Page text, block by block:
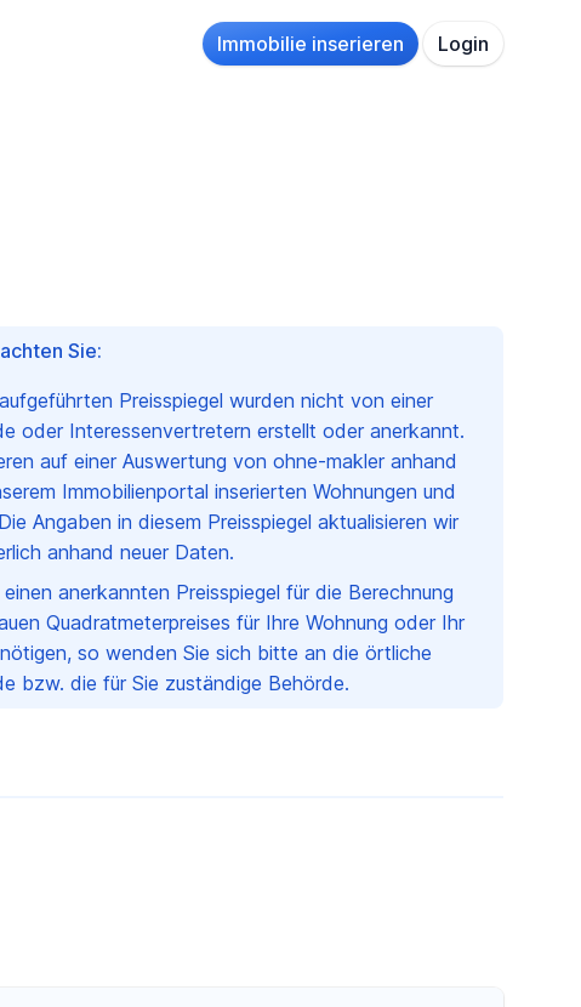
Immobilie inserieren Login
Sie:
Preisspiegel wurden nicht von einer
oder Interessenvertretern erstellt oder anerkannt.
auf einer Auswertung von ohne-makler anhand
Immobilienportal inserierten Wohnungen und
Angaben in diesem Preisspiegel aktualisieren wir
anhand neuer Daten.
einen anerkannten Preisspiegel für die Berechnung
Quadratmeterpreises für Ihre Wohnung oder Ihr
so wenden Sie sich bitte an die örtliche
bzw. die für Sie zuständige Behörde.